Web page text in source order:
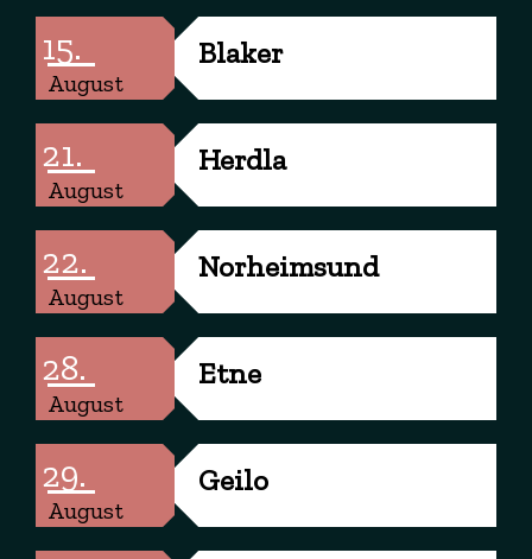
15.
August
Blaker
21.
August
Herdla
22.
August
Norheimsund
28.
August
Etne
29.
August
Geilo